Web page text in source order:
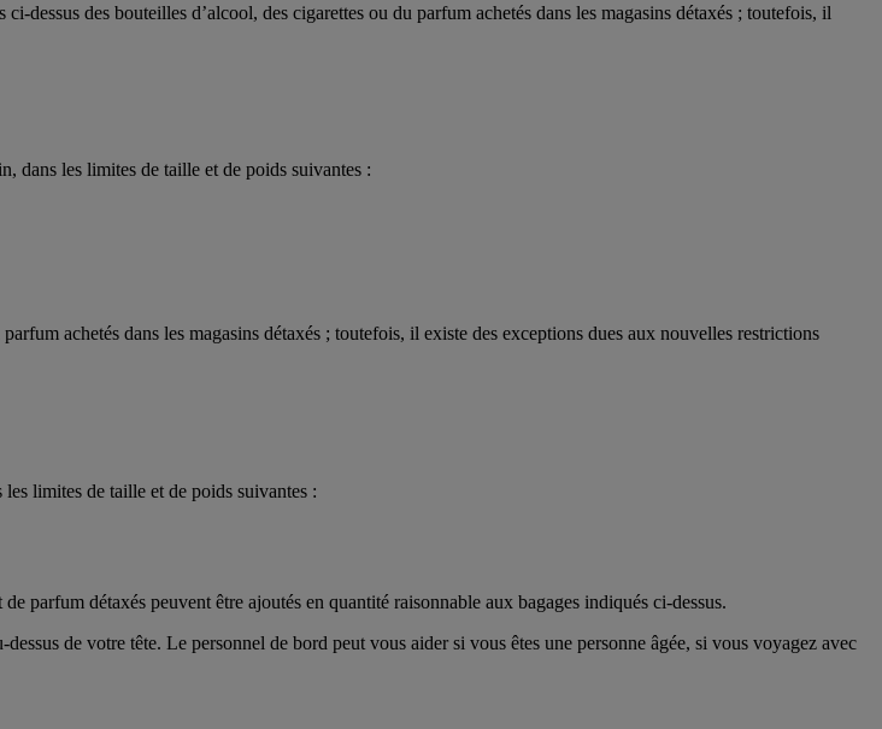
dessus des bouteilles d’alcool, des cigarettes ou du parfum achetés dans les magasins détaxés ; toutefois, il
dans les limites de taille et de poids suivantes :
achetés dans les magasins détaxés ; toutefois, il existe des exceptions dues aux nouvelles restrictions
limites de taille et de poids suivantes :
parfum détaxés peuvent être ajoutés en quantité raisonnable aux bagages indiqués ci-dessus.
de votre tête. Le personnel de bord peut vous aider si vous êtes une personne âgée, si vous voyagez avec